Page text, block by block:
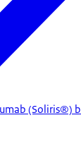
(Soliris®)